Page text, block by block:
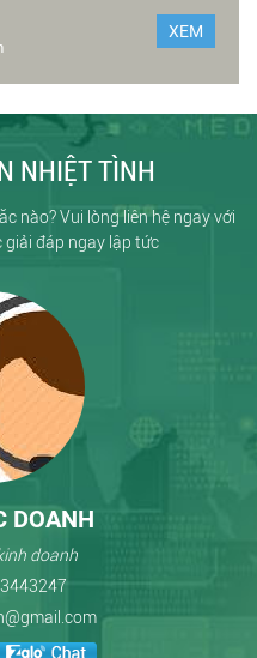
XEM
NHIỆT TÌNH
nào? Vui lòng liên hệ ngay với
giải đáp ngay lập tức
DOANH
doanh